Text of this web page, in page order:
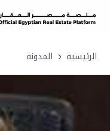
الرئيسية المدونة